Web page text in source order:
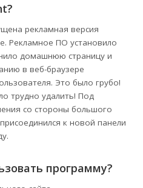
рекламная версия
Рекламное ПО установило
домашнюю страницу и
в веб-браузере
Это было грубо!
трудно удалить! Под
со стороны большого
к новой панели
программу?